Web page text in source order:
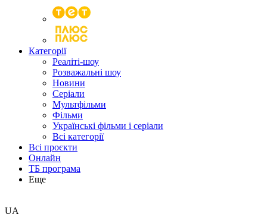
Категорії
Реаліті-шоу
Розважальні шоу
Новини
Серіали
Мультфільми
Фільми
Українські фільми і серіали
Всі категорії
Всі проєкти
Онлайн
ТБ програма
Еще
UA